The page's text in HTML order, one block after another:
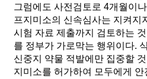
그럼에도 사전검토로 4개월이
프지미소의 신속심사는 지켜지
시험 자료 제출까지 검토하는
를 정부가 가로막는 행위이다.
신중지 약물 적발에만 집중할
지미소를 허가하여 모두에게